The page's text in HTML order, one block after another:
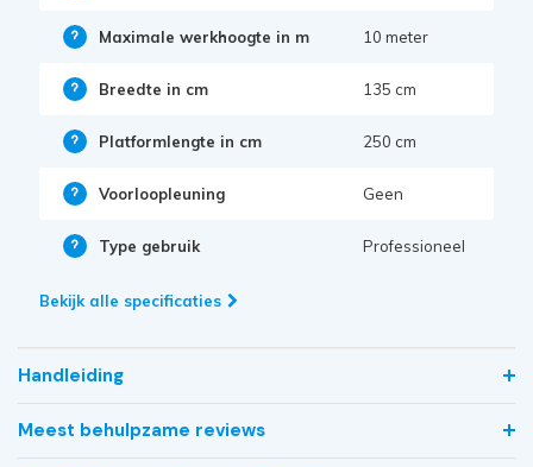
Maximale werkhoogte in m 10 meter
Breedte in cm 135 cm
Platformlengte in cm 250 cm
Voorloopleuning Geen
Type gebruik Professioneel
Bekijk alle specificaties
Handleiding
Meest behulpzame reviews